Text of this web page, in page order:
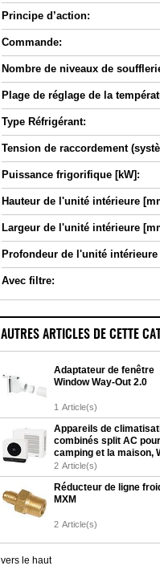
Principe d’action:
Commande:
Nombre de niveaux de
Plage de réglage de la
Type Réfrigérant:
Tension de raccordement
Puissance frigorifique [kW]:
Hauteur de l'unité intérieure
Largeur de l'unité intérieure
Profondeur de l'unité
Avec filtre:
AUTRES ARTICLES DE CETTE
Adaptateur de fenêtre
Window Way-Out 2.0
1 Article(s)
Appareils de
combinés split AC
camping et la maison,
2 Article(s)
Réducteur de ligne
MXM
2 Article(s)
vers le haut